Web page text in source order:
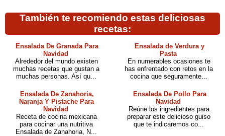
También te recomiendo estas deliciosas
recetas:
Ensalada De Granada Para
Navidad
Alrededor del mundo existen
muchas recetas que gustan a
muchas personas. Así qu...
Ensalada de Verdura y
Pasta
En numerables ocasiones te
has enfrentado con retos en la
cocina que seguramente...
Ensalada De Zanahoria,
Naranja Y Pistache Para
Navidad
Receta de cocina mexicana
para cocinar una nutritiva
Ensalada de Zanahoria, N...
Ensalada De Pollo Para
Navidad
Reúne los ingredientes para
preparar este delicioso guiso
que te indicaremos co...